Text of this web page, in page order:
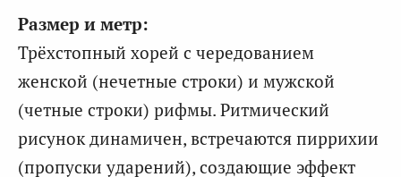
Размер и метр:
Трёхстопный хорей с чередованием
женской (нечетные строки) и мужской
(четные строки) рифмы. Ритмический
рисунок динамичен, встречаются пиррихии
(пропуски ударений), создающие эффект